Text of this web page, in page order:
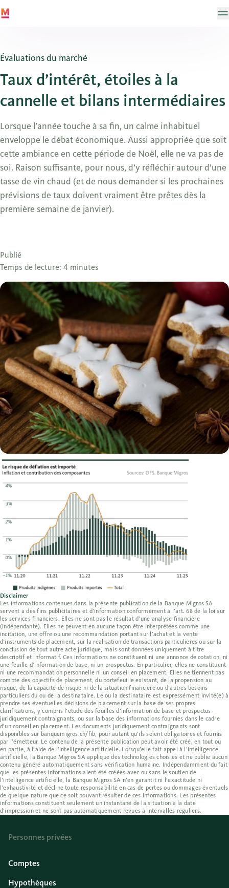
Évaluations du marché
Taux d’intérêt, étoiles à la
cannelle et bilans intermédiaires
Lorsque l’année touche à sa fin, un calme inhabituel
enveloppe le débat économique. Aussi appropriée que soit
cette ambiance en cette période de Noël, elle ne va pas de
soi. Raison suffisante, pour nous, d’y réfléchir autour d’une
tasse de vin chaud (et de nous demander si les prochaines
prévisions de taux doivent vraiment être prêtes dès la
première semaine de janvier).
Publié
Temps de lecture: 4 minutes
Disclaimer
Les informations contenues dans la présente publication de la Banque Migros SA
servent à des fins publicitaires et d’information conformément à l’art. 68 de la loi sur
les services financiers. Elles ne sont pas le résultat d’une analyse financière
(indépendante). Elles ne peuvent en aucune façon être interprétées comme une
incitation, une offre ou une recommandation portant sur l’achat et la vente
d’instruments de placement, sur la réalisation de transactions particulières ou sur la
conclusion de tout autre acte juridique, mais sont données uniquement à titre
descriptif et informatif. Ces informations ne constituent ni une annonce de cotation, ni
une feuille d’information de base, ni un prospectus. En particulier, elles ne constituent
ni une recommandation personnelle ni un conseil en placement. Elles ne tiennent pas
compte des objectifs de placement, du portefeuille existant, de la propension au
risque, de la capacité de risque ni de la situation financière ou d’autres besoins
particuliers du ou de la destinataire. Le ou la destinataire est expressément invité(e) à
prendre ses éventuelles décisions de placement sur la base de ses propres
clarifications, y compris l’étude des feuilles d’information de base et prospectus
juridiquement contraignants, ou sur la base des informations fournies dans le cadre
d’un conseil en placement. Les documents juridiquement contraignants sont
disponibles sur banquemigros.ch/fib, pour autant qu’ils soient obligatoires et fournis
par l’émetteur. Le contenu de la présente publication peut avoir été créé, en tout ou
en partie, à l’aide de l’intelligence artificielle. Lorsqu’elle fait appel à l’intelligence
artificielle, la Banque Migros SA applique des technologies choisies et ne publie aucun
contenu généré automatiquement sans vérification humaine. Indépendamment du fait
que les présentes informations aient été créées avec ou sans le soutien de
l’intelligence artificielle, la Banque Migros SA n’en garantit ni l’exactitude ni
l’exhaustivité et décline toute responsabilité en cas de pertes ou dommages éventuels
de quelque nature que ce soit pouvant résulter de ces informations. Les présentes
informations constituent seulement un instantané de la situation à la date
d’impression et ne sont pas automatiquement revues à intervalles réguliers.
Personnes privées
Comptes
Hypothèques